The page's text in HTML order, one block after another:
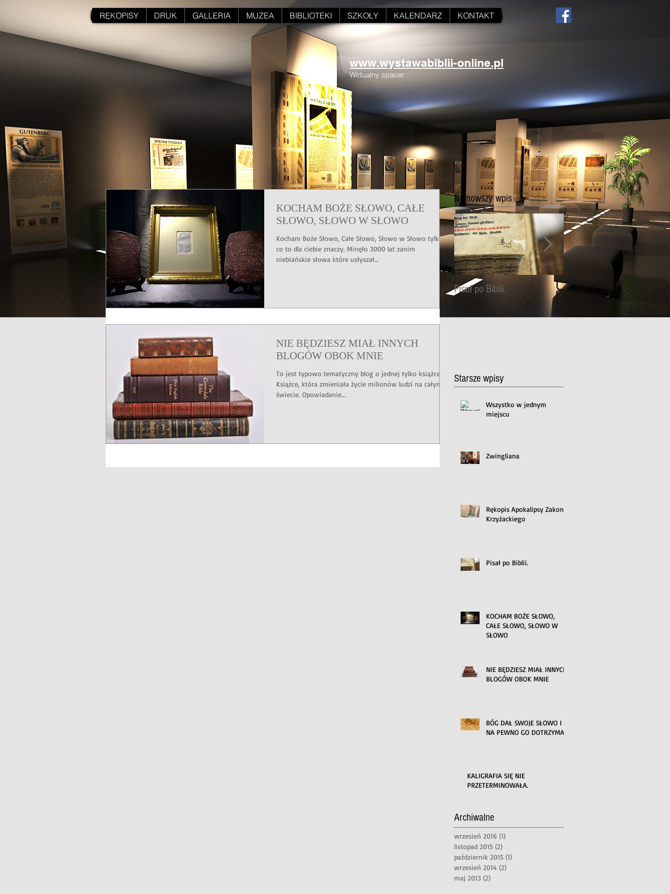
www.wystawabiblii-online.pl
Wirtualny spacer
KOCHAM BOŻE SŁOWO, CAŁE
SŁOWO, SŁOWO W SŁOWO
Kocham Boże Słowo, Całe Słowo, Słowo w Słowo tylko
co to dla ciebie znaczy. Minęło 3000 lat zanim
niebiańskie słowa które usłyszał...
NIE BĘDZIESZ MIAŁ INNYCH
BLOGÓW OBOK MNIE
To jest typowo tematyczny blog o jednej tylko książce.
Książce, która zmieniała życie milionów ludzi na całym
świecie. Opowiadanie...
Najnowszy wpis
Pisał po Biblii.
KOCHAM BOŻE SŁOWO,
CAŁE SŁOWO, SŁOWO W
SŁOWO
Starsze wpisy
Wszystko w jednym
miejscu
Zwingliana
Rękopis Apokalipsy Zakonu
Krzyżackiego
Pisał po Biblii.
KOCHAM BOŻE SŁOWO,
CAŁE SŁOWO, SŁOWO W
SŁOWO
NIE BĘDZIESZ MIAŁ INNYCH
BLOGÓW OBOK MNIE
BÓG DAŁ SWOJE SŁOWO I
NA PEWNO GO DOTRZYMA
KALIGRAFIA SIĘ NIE
PRZETERMINOWAŁA.
Archiwalne
wrzesień 2016 (1)
listopad 2015 (2)
październik 2015 (1)
wrzesień 2014 (2)
maj 2013 (2)
RĘKOPISY DRUK GALLERIA MUZEA BIBLIOTEKI SZKOŁY KALENDARZ KONTAKT